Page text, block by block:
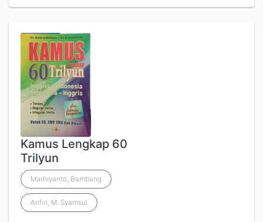
Kamus Lengkap 60
Trilyun
Marhiyanto, Bambang
Arifin, M. Syamsul